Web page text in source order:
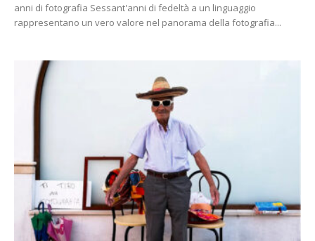
anni di fotografia Sessant'anni di fedeltà a un linguaggio
rappresentano un vero valore nel panorama della fotografia...